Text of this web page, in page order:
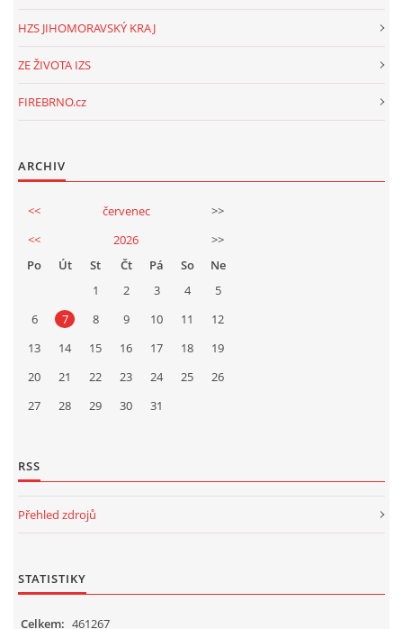
HZS JIHOMORAVSKÝ KRAJ
ZE ŽIVOTA IZS
FIREBRNO.cz
ARCHIV
<< červenec
>>
<<
2026
>>
Po
Út St Čt Pá So
Ne
1
2 3 4
5
6
7 8 9 10 11
12
13
14 15 16 17 18
19
20
21 22 23 24 25
26
27
28 29 30 31
RSS
Přehled zdrojů
STATISTIKY
Celkem: 461267